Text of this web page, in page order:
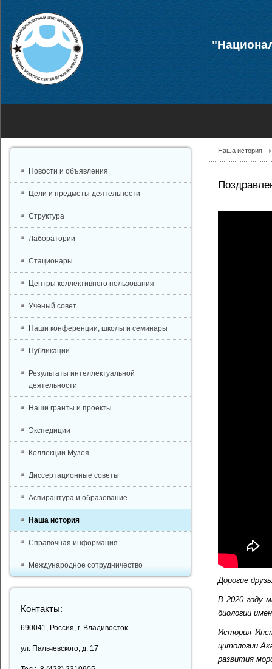
Наша история
Дорогие
В 2020 году
биологии
История
цитологии
развития
Новости и объявления
Цели и предметы деятельности
Структура
Лаборатории
Стационары
Центры коллективного пользования
Ученый совет
Наши конференции, школы и семинары
Публикации
Результаты интеллектуальной
деятельности
Наши гранты и проекты
Экспедиции
Коллекции Музея
Диссертационные советы
Аспирантура и образование
Наша история
Справочная информация
Международное сотрудничество
Контакты:
690041, Россия, г. Владивосток
ул. Пальчевского, д. 17